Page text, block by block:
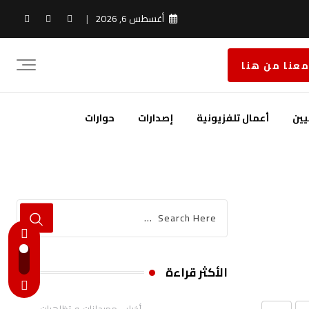
أغسطس 6, 2026
من هنا
أعمال تلفزيونية إصدارات حوارات
الأكثر قراءة